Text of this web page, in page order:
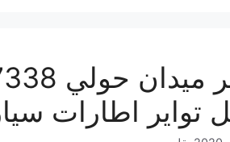
تواير اطارات